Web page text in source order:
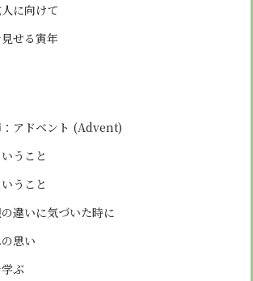
に向けて
せる寅年
：アドベント (Advent)
うこと
うこと
違いに気づいた時に
思い
ぶ